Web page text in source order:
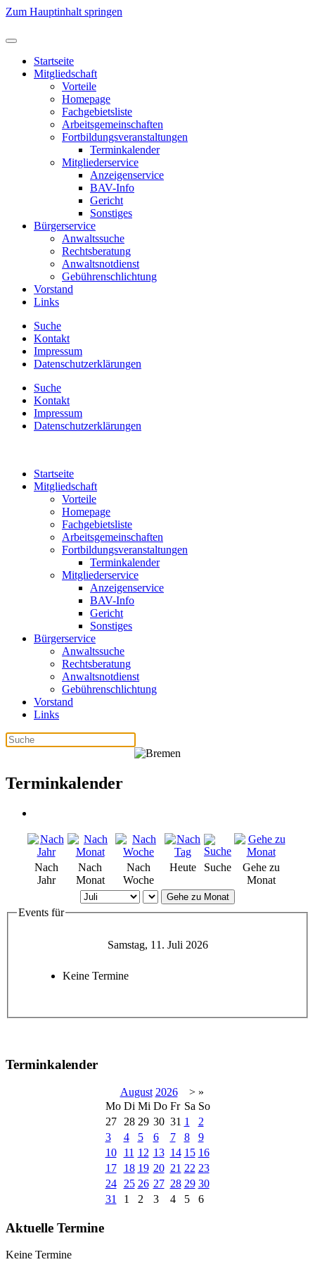
Zum Hauptinhalt springen
Startseite
Mitgliedschaft
Vorteile
Homepage
Fachgebietsliste
Arbeitsgemeinschaften
Fortbildungsveranstaltungen
Terminkalender
Mitgliederservice
Anzeigenservice
BAV-Info
Gericht
Sonstiges
Bürgerservice
Anwaltssuche
Rechtsberatung
Anwaltsnotdienst
Gebührenschlichtung
Vorstand
Links
Suche
Kontakt
Impressum
Datenschutzerklärungen
Suche
Kontakt
Impressum
Datenschutzerklärungen
Startseite
Mitgliedschaft
Vorteile
Homepage
Fachgebietsliste
Arbeitsgemeinschaften
Fortbildungsveranstaltungen
Terminkalender
Mitgliederservice
Anzeigenservice
BAV-Info
Gericht
Sonstiges
Bürgerservice
Anwaltssuche
Rechtsberatung
Anwaltsnotdienst
Gebührenschlichtung
Vorstand
Links
Terminkalender
Nach
Jahr
Nach
Monat
Nach
Woche
Heute Suche
Gehe zu
Monat
Gehe zu Monat
Events für
Samstag, 11. Juli 2026
Keine Termine
Terminkalender
August 2026 > »
Mo Di Mi Do Fr Sa So
27
28 29 30 31 1
2
3
4 5 6 7 8
9
10
11 12 13 14 15 16
17
18 19 20 21 22 23
24
25 26 27 28 29 30
31
1 2 3 4 5 6
Aktuelle Termine
Keine Termine